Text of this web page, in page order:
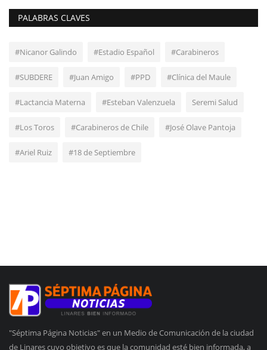
PALABRAS CLAVES
#Nicanor Galindo #Estadio Español #Carabineros
#SUBDERE #Juan Amigo #PPD #Clínica del Maule
#Lactancia Materna #Esteban Valenzuela Seremi Salud
#Los Toros #Carabineros de Chile #José Olave Pantoja
#Ariel Ruiz #18 de Septiembre
"Séptima Página Noticias" en un Medio de Comunicación de la ciudad
de Linares cuyo objetivo es que la comunidad esté bien informada, a